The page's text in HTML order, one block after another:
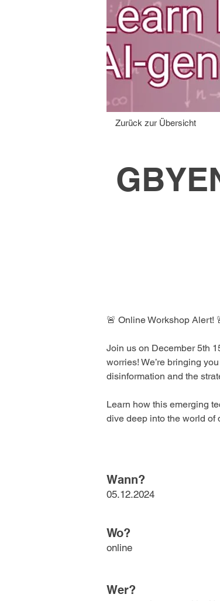
Zurück zur Übersicht
🚨 Online Workshop Alert!
Join us on December 5th
worries! We’re bringing
disinformation and the
Learn how this emerging
dive deep into the world of
Wann?
05.12.2024
Wo?
online
Wer?